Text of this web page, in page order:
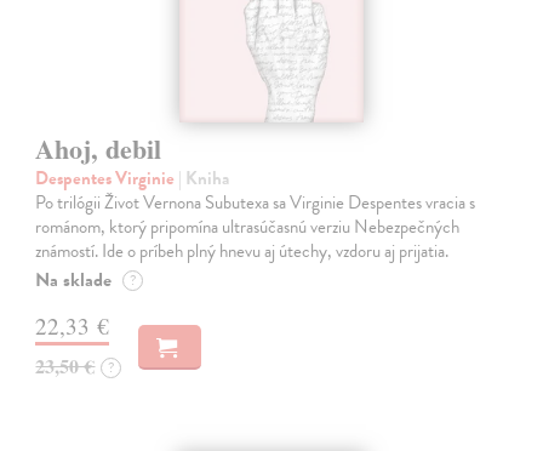
Ahoj, debil
Despentes Virginie | Kniha
Po trilógii Život Vernona Subutexa sa Virginie Despentes vracia s
románom, ktorý pripomína ultrasúčasnú verziu Nebezpečných
známostí. Ide o príbeh plný hnevu aj útechy, vzdoru aj prijatia.
Na sklade ?
22,33 €
23,50 € ?